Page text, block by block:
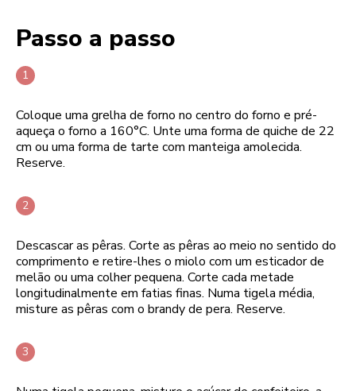
Passo a passo
Coloque uma grelha de forno no centro do forno e pré-
aqueça o forno a 160°C. Unte uma forma de quiche de 22
cm ou uma forma de tarte com manteiga amolecida.
Reserve.
Descascar as pêras. Corte as pêras ao meio no sentido do
comprimento e retire-lhes o miolo com um esticador de
melão ou uma colher pequena. Corte cada metade
longitudinalmente em fatias finas. Numa tigela média,
misture as pêras com o brandy de pera. Reserve.